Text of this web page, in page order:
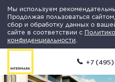
Мы используем
Продолжая пользоваться
сбор и обработку данных о
сайте в соответствии с
конфиденциальности
+7